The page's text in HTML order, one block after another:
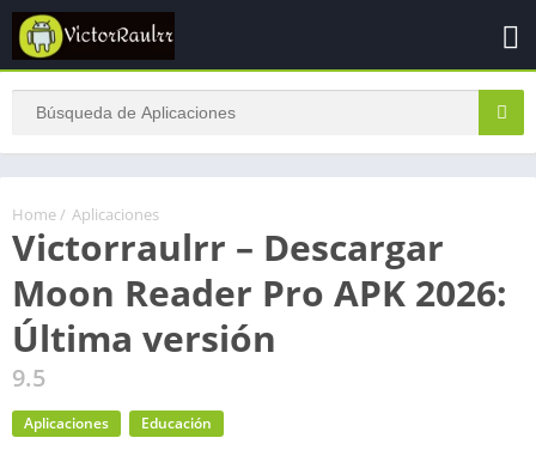
Home / Aplicaciones
Victorraulrr – Descargar
Moon Reader Pro APK 2026:
Última versión
9.5
Aplicaciones Educación